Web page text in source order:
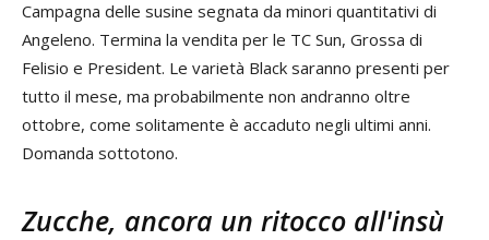
Campagna delle susine segnata da minori quantitativi di
Angeleno. Termina la vendita per le TC Sun, Grossa di
Felisio e President. Le varietà Black saranno presenti per
tutto il mese, ma probabilmente non andranno oltre
ottobre, come solitamente è accaduto negli ultimi anni.
Domanda sottotono.
Zucche, ancora un ritocco all'insù